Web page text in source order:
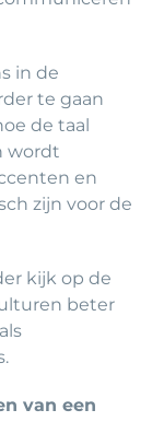
in de
te gaan
de taal
wordt
en
zijn voor de
kijk op de
beter
van een